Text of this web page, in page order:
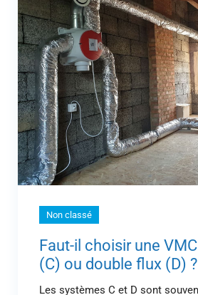
Non classé
Faut-il choisir une
(C) ou double flux (D) ?
Les systèmes C et D sont